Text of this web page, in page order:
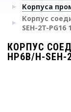
Корпуса
Корпус
SEH-2T-PG16
КОРПУС
HP6B/H-SEH-